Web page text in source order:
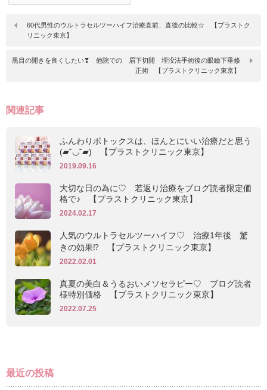
60代男性のウルトラセルツーハイフ治療直前、直後の比較☆ 【プラストク
リニック東京】
黒目の開きを良くしたい❣ 他院での 眉下切開 埋没法手術後の眼瞼下垂修
正術 【プラストクリニック東京】
関連記事
ふんわりボトックスは、ほんとにいい治療だと思う
(▰˘◡˘▰) 【プラストクリニック東京】
2019.09.16
大切な日の為に♡ 若返り治療をブログ読者限定価
格で♪ 【プラストクリニック東京】
2024.02.17
人気のウルトラセルツーハイフ♡ 治療1年後 驚
きの効果⁉ 【プラストクリニック東京】
2022.02.01
真夏の美白＆うるおいメソセラピー♡ ブログ読者
様特別価格 【プラストクリニック東京】
2022.07.25
最近の投稿